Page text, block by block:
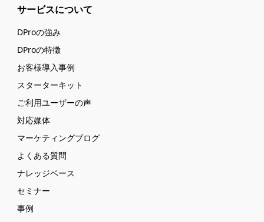
サービスについて
DProの強み
DProの特徴
お客様導入事例
スターターキット
ご利用ユーザーの声
対応媒体
マーケティングブログ
よくある質問
ナレッジベース
セミナー
事例